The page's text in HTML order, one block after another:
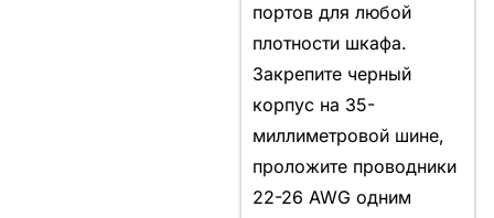
портов для любой
плотности шкафа.
Закрепите черный
корпус на 35-
миллиметровой шине,
проложите проводники
22-26 AWG одним